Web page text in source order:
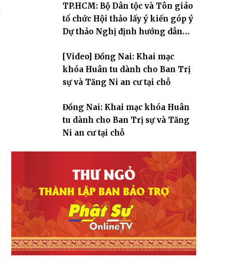
2570 dành cho chư Tăng hành giả an cư tại chỗ khu vực
VII, VIII và trường hạ chùa Quốc Ân Khải Tường.
TP.HCM: Bộ Dân tộc và Tôn giáo
tổ chức Hội thảo lấy ý kiến góp ý
Dự thảo Nghị định hướng dẫn
giáo
[Video] Đồng Nai: Khai mạc
khóa Huân tu dành cho Ban Trị
sự và Tăng Ni an cư tại chỗ
Đồng Nai: Khai mạc khóa Huân
tu dành cho Ban Trị sự và Tăng
Ni an cư tại chỗ